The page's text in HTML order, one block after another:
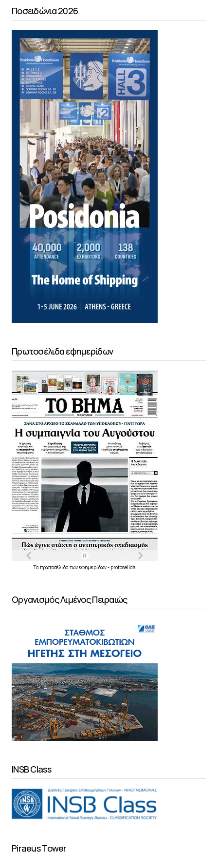
Ποσειδώνια 2026
Πρωτοσέλιδα εφημερίδων
Τα πρωτοσέλιδα τωνεφημερίδων- protoselida
Οργανισμός Λιμένος Πειραιώς
INSB Class
Piraeus Tower